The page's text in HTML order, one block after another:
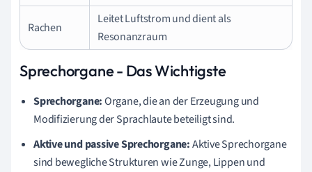
Rachen
Leitet Luftstrom und dient als
Resonanzraum
Sprechorgane - Das Wichtigste
Sprechorgane:Organe, die an der Erzeugung und
Modifizierung der Sprachlaute beteiligt sind.
Aktive und passive Sprechorgane:Aktive Sprechorgane
sind bewegliche Strukturen wie Zunge, Lippen und